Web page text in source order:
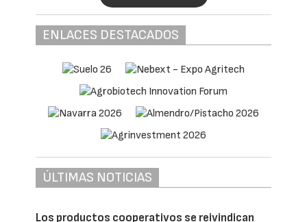
ENLACES DESTACADOS
ÚLTIMAS NOTICIAS
Los productos cooperativos se reivindican